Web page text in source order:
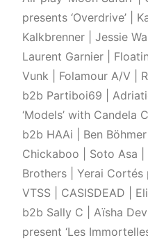
presents ‘Overdrive’ |
Kalkbrenner | Jessie
Laurent Garnier |
Vunk | Folamour A/V |
b2b Partiboi69 |
‘Models’ with Candela
b2b HAAi | Ben
Chickaboo | Soto Asa
Brothers | Yerai Cortés
VTSS | CASISDEAD |
b2b Sally C | Aïsha
present ‘Les